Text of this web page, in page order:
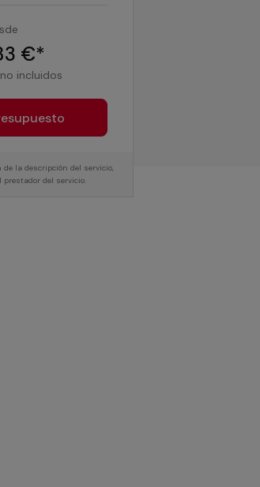
€*
incluidos
la descripción del servicio,
del servicio.